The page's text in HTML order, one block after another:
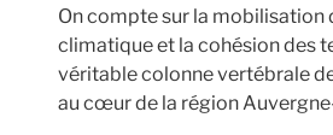
On compte sur la mobilisation
climatique et la cohésion des
véritable colonne vertébrale
au cœur de la région